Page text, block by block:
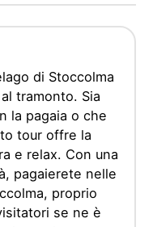
di Stoccolma
tramonto. Sia
la pagaia o che
tour offre la
e relax. Con una
pagaierete nelle
proprio
se ne è